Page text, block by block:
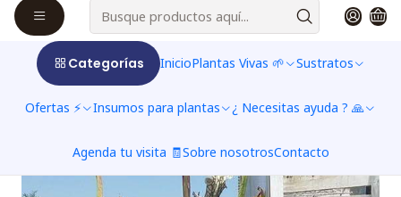
Categorías InicioPlantas Vivas 🌱 Sustratos
Ofertas ⚡ Insumos para plantas ¿ Necesitas ayuda ? 🙏
Agenda tu visita 🧾Sobre nosotrosContacto
tierras ácidas pantanosas y los farallones
rocosos.